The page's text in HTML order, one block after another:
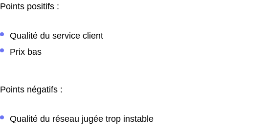
Points positifs :
Qualité du service client
Prix bas
Points négatifs :
Qualité du réseau jugée trop instable